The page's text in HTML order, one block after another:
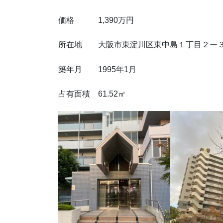
価格 1,390万円
所在地 大阪市東淀川区東中島１丁目２ー
築年月 1995年1月
占有面積 61.52㎡